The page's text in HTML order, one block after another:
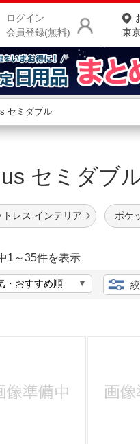
ログイン
会員登録(無料)
東
カテゴ
ご利用
セミダブ
トレス インテリア ポケ
1 ～35件を表示